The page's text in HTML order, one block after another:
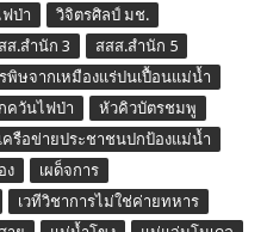
ป่า
วิจิตรศิลป์ มช.
ส.สำนัก 3
สสส.สำนัก 5
พิษจากเหมืองแร่ปนเปื้อนแม่น้ำ
ควันไฟป่า
หัวคิวบัตรชมพู
เครือข่ายประชาชนปกป้องแม่น้ำ
ง
เผด็จการ
เวทีวิชาการไม่ใช่ค่ายทหาร